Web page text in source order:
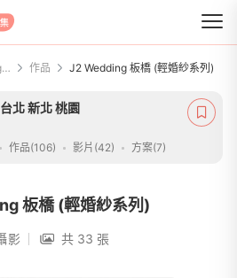
好婚市集
J2 Wedding 台北 新北 桃園 作品 J2 Wedding 板橋 (輕婚紗系列)
北 新北 桃園
作品(106) 影片(42) 方案(7)
板橋 (輕婚紗系列)
影 共 33 張